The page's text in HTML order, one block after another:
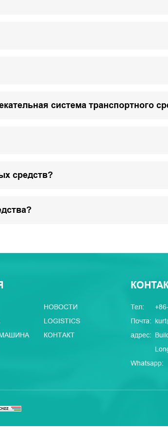
система транспортного
средств?
НОВОСТИ
LOGISTICS
КОНТАКТ
Тел:
Почта:
адрес:
Whatsapp: